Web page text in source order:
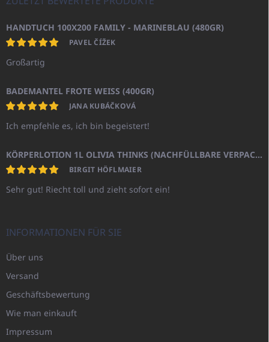
HANDTUCH 100X200 FAMILY - MARINEBLAU (480GR)
PAVEL ČÍŽEK
Großartig
BADEMANTEL FROTE WEISS (400GR)
JANA KUBÁČKOVÁ
Ich empfehle es, ich bin begeistert!
KÖRPERLOTION 1L OLIVIA THINKS (NACHFÜLLBARE VERPACKUNG)
BIRGIT HÖFLMAIER
Sehr gut! Riecht toll und zieht sofort ein!
INFORMATIONEN FÜR SIE
Über uns
Versand
Geschäftsbewertung
Wie man einkauft
Impressum